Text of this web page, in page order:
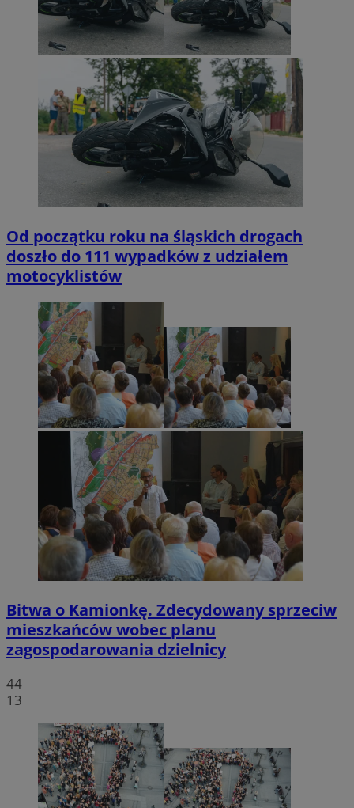
Od początku roku na śląskich drogach
doszło do 111 wypadków z udziałem
motocyklistów
Bitwa o Kamionkę. Zdecydowany sprzeciw
mieszkańców wobec planu
zagospodarowania dzielnicy
44
13